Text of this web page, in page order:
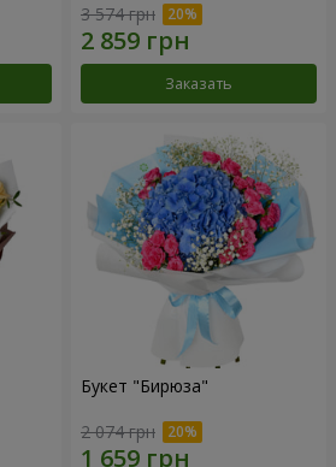
3 574 грн
Заказать
Букет "Бирюза"
2 074 грн